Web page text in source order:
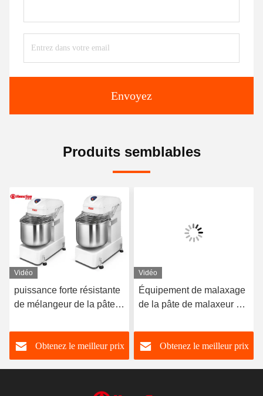
Envoyez
Produits semblables
Vidéo
puissance forte résistante
de mélangeur de la pâte
le mélangeur en spirale
industriel de minuterie
Obtenez le meilleur prix
Vidéo
Équipement de malaxage
de la pâte de malaxeur de
commutateur de
fréquence 20L pour la
boulangerie
Obtenez le meilleur prix